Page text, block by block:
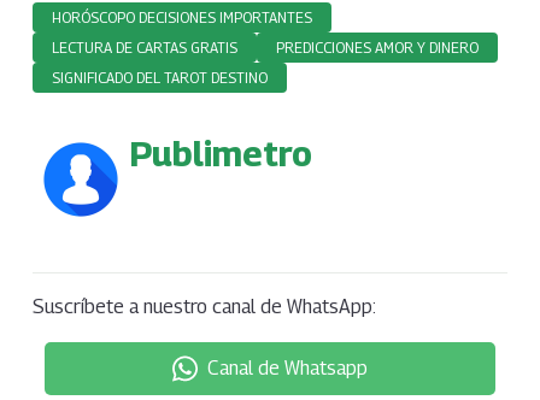
HORÓSCOPO DECISIONES IMPORTANTES
LECTURA DE CARTAS GRATIS
PREDICCIONES AMOR Y DINERO
SIGNIFICADO DEL TAROT DESTINO
Publimetro
Suscríbete a nuestro canal de WhatsApp:
Canal de Whatsapp